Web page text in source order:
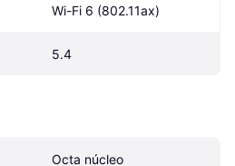
Wi-Fi 6 (802.11ax)
5.4
Octa núcleo